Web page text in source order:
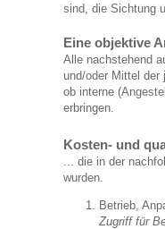
sind, die Sichtung
Eine objektive
Alle nachstehend
und/oder Mittel der
ob interne
erbringen.
Kosten- und
... die in der
wurden.
Betrieb,
Zugriff für